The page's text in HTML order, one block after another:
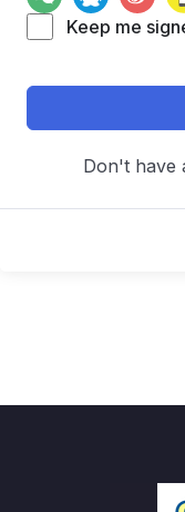
Keep me
Don't have